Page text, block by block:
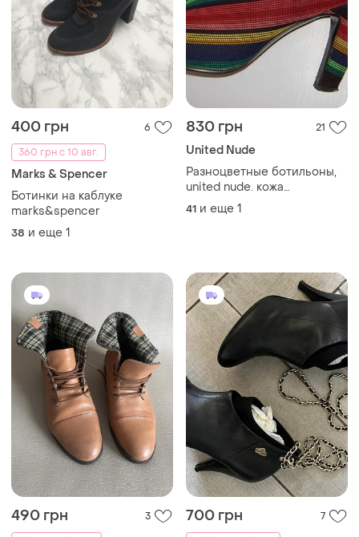
400 грн
6
360 грн с 10 авг.
Marks & Spencer
Ботинки на каблуке
marks&spencer
38 и еще 1
830 грн 21
United Nude
Разноцветные ботильоны,
united nude. кожа
внутри,верх стрейчевый
текстиль
41 и еще 1
490 грн
3
700 грн
7